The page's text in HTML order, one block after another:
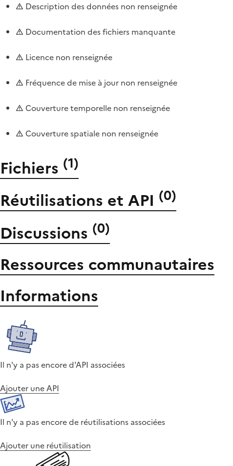
Description des données non renseignée
Documentation des fichiers manquante
Licence non renseignée
Fréquence de mise à jour non renseignée
Couverture temporelle non renseignée
Couverture spatiale non renseignée
Fichiers (1)
Réutilisations et API (0)
Discussions (0)
Ressources communautaires
Informations
Il n'y a pas encore d'API associées
Ajouter une API
Il n'y a pas encore de réutilisations associées
Ajouter une réutilisation